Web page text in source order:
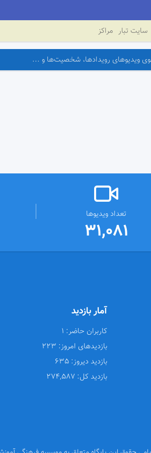
سایت تبار مراکز
تعداد ویدیوها
31,081
آمار بازدید
کاربران حاضر:
بازدیدهای امروز:
بازدید دیروز:
بازدید کل: